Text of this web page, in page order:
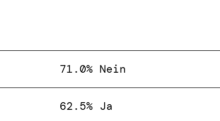
71.0% Nein
62.5% Ja